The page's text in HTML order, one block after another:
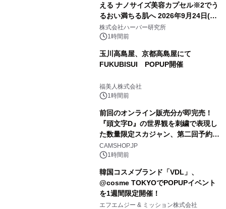
える ナノサイズ美容カプセル※2でう
るおい満ちる肌へ 2026年9月24日(木)
よりリニューアル新発売 『ディープモ
イストセラム』
株式会社ハーバー研究所
1時間前
玉川高島屋、京都高島屋にて
FUKUBISUI POPUP開催
福美人株式会社
1時間前
前回のオンライン販売分が即完売！
『頭文字D』の世界観を刺繍で表現し
た数量限定スカジャン、第二回予約販
売を開始！
CAMSHOP.JP
1時間前
韓国コスメブランド「VDL」、
@cosme TOKYOでPOPUPイベント
を1週間限定開催！
エフエムジー & ミッション株式会社